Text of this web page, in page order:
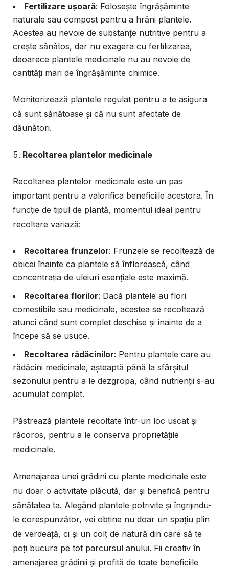
Fertilizare ușoară: Folosește îngrășăminte
naturale sau compost pentru a hrăni plantele.
Acestea au nevoie de substanțe nutritive pentru a
crește sănătos, dar nu exagera cu fertilizarea,
deoarece plantele medicinale nu au nevoie de
cantități mari de îngrășăminte chimice.
Monitorizează plantele regulat pentru a te asigura
că sunt sănătoase și că nu sunt afectate de
dăunători.
Recoltarea plantelor medicinale
Recoltarea plantelor medicinale este un pas
important pentru a valorifica beneficiile acestora. În
funcție de tipul de plantă, momentul ideal pentru
recoltare variază:
Recoltarea frunzelor: Frunzele se recoltează de
obicei înainte ca plantele să înflorească, când
concentrația de uleiuri esențiale este maximă.
Recoltarea florilor: Dacă plantele au flori
comestibile sau medicinale, acestea se recoltează
atunci când sunt complet deschise și înainte de a
începe să se usuce.
Recoltarea rădăcinilor: Pentru plantele care au
rădăcini medicinale, așteaptă până la sfârșitul
sezonului pentru a le dezgropa, când nutrienții s-au
acumulat complet.
Păstrează plantele recoltate într-un loc uscat și
răcoros, pentru a le conserva proprietățile
medicinale.
Amenajarea unei grădini cu plante medicinale este
nu doar o activitate plăcută, dar și benefică pentru
sănătatea ta. Alegând plantele potrivite și îngrijindu-
le corespunzător, vei obține nu doar un spațiu plin
de verdeață, ci și un colț de natură din care să te
poți bucura pe tot parcursul anului. Fii creativ în
amenajarea grădinii și profită de toate beneficiile